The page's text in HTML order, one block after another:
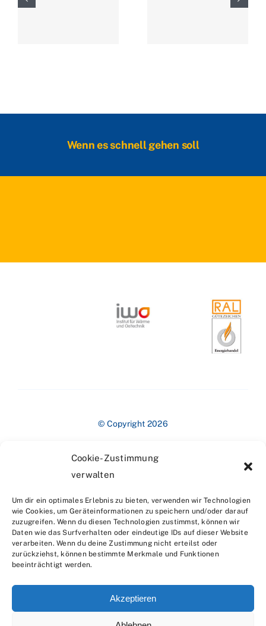
Cookie-Zustimmung
verwalten
Um dir ein optimales Erlebnis zu bieten, verwenden wir Technologien
wie Cookies, um Geräteinformationen zu speichern und/oder darauf
zuzugreifen. Wenn du diesen Technologien zustimmst, können wir
Daten wie das Surfverhalten oder eindeutige IDs auf dieser Website
verarbeiten. Wenn du deine Zustimmung nicht erteilst oder
zurückziehst, können bestimmte Merkmale und Funktionen
beeinträchtigt werden.
Akzeptieren
Wenn es schnell gehen soll
© Copyright 2026
Impressum